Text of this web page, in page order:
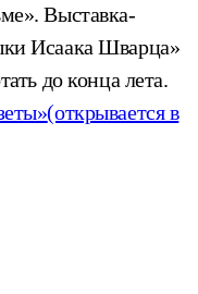
Выставка-
Исаака Шварца»
до конца лета.
(открывается в